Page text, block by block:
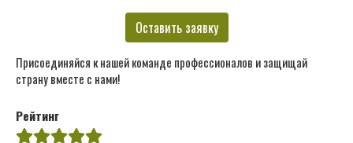
Оставить заявку
Присоединяйся к нашей команде профессионалов и защищай
страну вместе с нами!
Рейтинг